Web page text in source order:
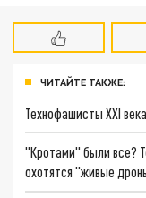
ЧИТАЙТЕ ТАКЖЕ:
Технофашисты XXI века
"Кротами" были все?
охотятся "живые